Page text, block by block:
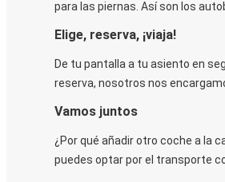
para las piernas. Así son los
Elige, reserva, ¡viaja!
De tu pantalla a tu asiento en
reserva, nosotros nos
Vamos juntos
¿Por qué añadir otro coche a la
puedes optar por el transporte